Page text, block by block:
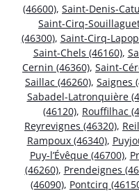
(46600), Saint-Denis-
Saint-Cirq-
(46300), Saint-Cirq-
Saint-Chels (46160),
Cernin (46360), Saint-
Saillac (46260), Saignes
Sabadel-Latronquière
(46120), Rouffilhac
Reyrevignes (46320),
Rampoux (46340),
Puy-l’Évêque (46700),
(46260), Prendeignes
(46090), Pontcirq